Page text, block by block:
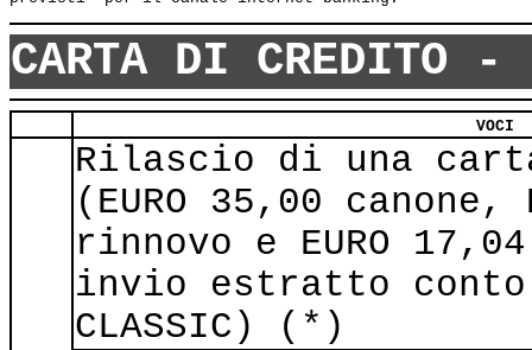
CARTA DI CREDITO -
VOCI
Rilascio di una
(EURO 35,00 canone,
rinnovo e EURO
invio estratto
CLASSIC) (*)